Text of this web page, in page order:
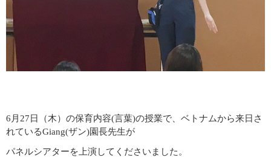
6月27日（木）の保育内容(言葉)の授業で、ベトナムから来日さ
れているGiang(ザン)園長先生が
パネルシアターを上演してくださいました。